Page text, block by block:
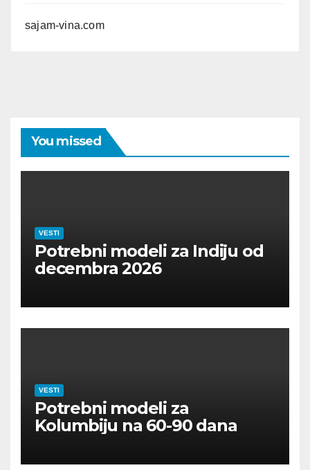
sajam-vina.com
You missed
VESTI
Potrebni modeli za Indiju od
decembra 2026
VESTI
Potrebni modeli za
Kolumbiju na 60-90 dana